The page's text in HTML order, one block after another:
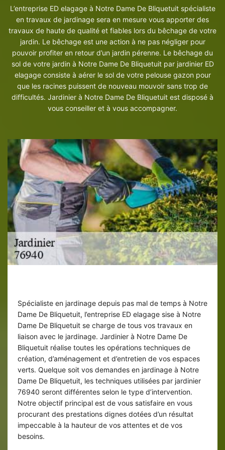
L’entreprise ED elagage à Notre Dame De Bliquetuit spécialiste
en travaux de jardinage sera en mesure vous apporter des
travaux de haute de qualité et fiables lors du bêchage de votre
jardin. Le bêchage est une action à ne pas négliger pour
pouvoir profiter en retour d’un jardin pérenne. Le bêchage du
sol de votre jardin à Notre Dame De Bliquetuit par jardinier ED
elagage consiste à aérer le sol de votre pelouse gazon pour
que les racines puissent de nouveau mouvoir sans trop de
difficultés. Jardinier à Notre Dame De Bliquetuit est disposé à
vous conseiller et à vous accompagner.
Spécialiste en jardinage depuis pas mal de temps à Notre
Dame De Bliquetuit, l’entreprise ED elagage sise à Notre
Dame De Bliquetuit se charge de tous vos travaux en
liaison avec le jardinage. Jardinier à Notre Dame De
Bliquetuit réalise toutes les opérations techniques de
création, d’aménagement et d’entretien de vos espaces
verts. Quelque soit vos demandes en jardinage à Notre
Dame De Bliquetuit, les techniques utilisées par jardinier
76940 seront différentes selon le type d’intervention.
Notre objectif principal est de vous satisfaire en vous
procurant des prestations dignes dotées d’un résultat
impeccable à la hauteur de vos attentes et de vos
besoins.